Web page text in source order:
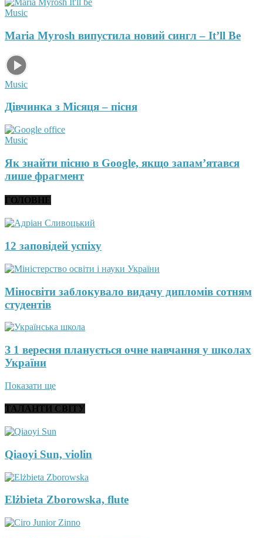
Music
Maria Myrosh випустила новий сингл – It’ll Be
Music
Дівчинка з Місяця – пісня
Music
Як знайти пісню в Google, якщо запам’ятався
лише фрагмент
ГОЛОВНЕ
12 заповідей успіху
Міносвіти заблокувало видачу дипломів сотням
студентів
З 1 вересня планується очне навчання у школах
України
Показати ще
ТАЛАНТИ СВІТУ
Qiaoyi Sun, violin
Elżbieta Zborowska, flute